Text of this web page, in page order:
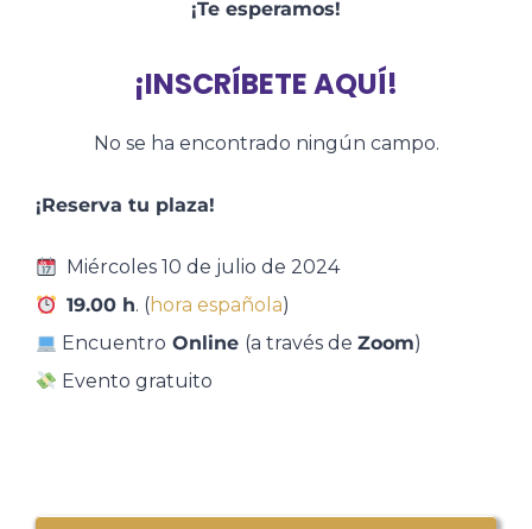
¡Te esperamos!
¡INSCRÍBETE AQUÍ!
No se ha encontrado ningún campo.
¡Reserva tu plaza!
Miércoles 10 de julio de 2024
19.00 h. (hora española)
Encuentro Online (a través deZoom)
Evento gratuito